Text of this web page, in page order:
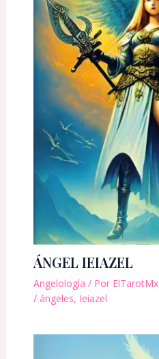
ÁNGEL IEIAZEL
Angelología / Por ElTarotMx
/ ángeles, Ieiazel